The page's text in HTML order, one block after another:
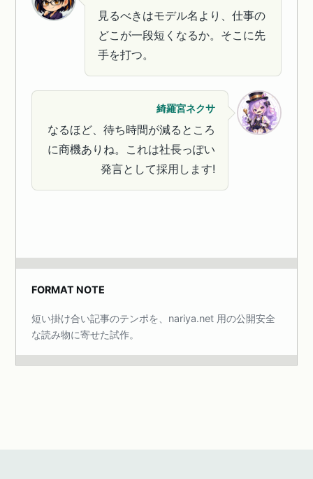
見るべきはモデル名より、仕事の
どこが一段短くなるか。そこに先
手を打つ。
綺羅宮ネクサ
なるほど、待ち時間が減るところ
に商機ありね。これは社長っぽい
発言として採用します!
FORMAT NOTE
短い掛け合い記事のテンポを、nariya.net 用の公開安全
な読み物に寄せた試作。